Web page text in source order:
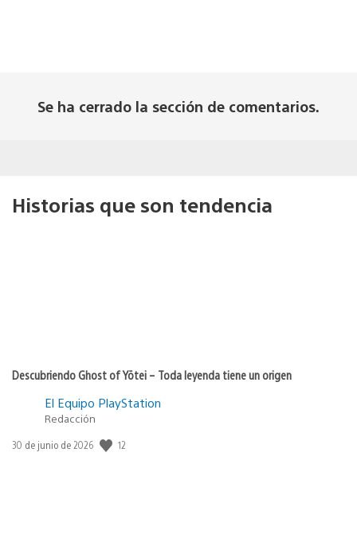
Se ha cerrado la sección de comentarios.
Historias que son tendencia
Descubriendo Ghost of Yōtei – Toda leyenda tiene un origen
El Equipo PlayStation
Redacción
Fecha
30 de junio de 2026 12